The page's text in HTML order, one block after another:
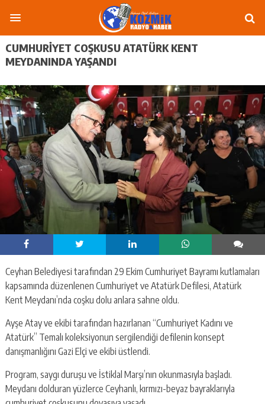
CUMHURIYET COŞKUSU ATATÜRK KENT
MEYDANINDA YAŞANDI
Ceyhan Belediyesi tarafından 29 Ekim Cumhuriyet Bayramı kutlamaları
kapsamında düzenlenen Cumhuriyet ve Atatürk Defilesi, Atatürk
Kent Meydanı’nda coşku dolu anlara sahne oldu.
Ayşe Atay ve ekibi tarafından hazırlanan “Cumhuriyet Kadını ve
Atatürk” Temalı koleksiyonun sergilendiği defilenin konsept
danışmanlığını Gazi Elçi ve ekibi üstlendi.
Program, saygı duruşu ve İstiklal Marşı’nın okunmasıyla başladı.
Meydanı dolduran yüzlerce Ceyhanlı, kırmızı-beyaz bayraklarıyla